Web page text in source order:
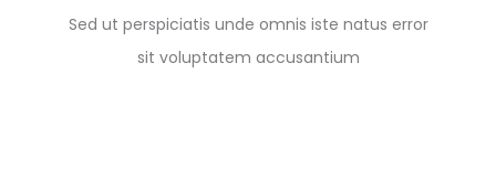
Sed ut perspiciatis unde omnis iste natus error
sit voluptatem accusantium